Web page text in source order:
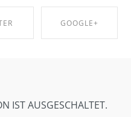
GOOGLE+
IST AUSGESCHALTET.